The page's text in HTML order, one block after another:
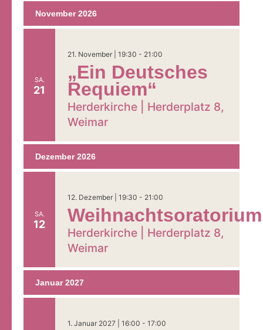
Gemeinde &
Kirchen
Gottesdienste &
Veranstaltungen
Angebote &
Einladungen
Seelsorge &
Ehrenamt
November 2026
SA.
21
21. November | 19:30 - 21:00
„Ein Deutsches
Requiem“
Herderkirche | Herderplatz 8,
Weimar
Dezember 2026
SA.
12
12. Dezember | 19:30 - 21:00
Weihnachtsoratorium
Herderkirche | Herderplatz 8,
Weimar
Januar 2027
1. Januar 2027 | 16:00 - 17:00